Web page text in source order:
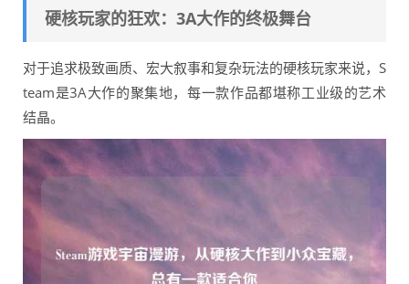
硬核玩家的狂欢：3A大作的终极舞台
对于追求极致画质、宏大叙事和复杂玩法的硬核玩家来说，S
team是3A大作的聚集地，每一款作品都堪称工业级的艺术
结晶。